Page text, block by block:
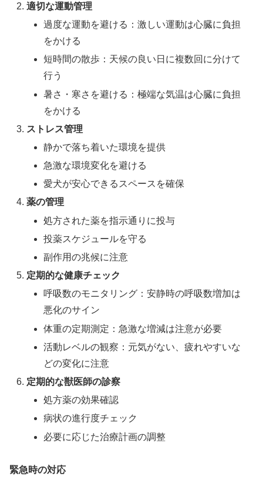
適切な運動管理
過度な運動を避ける：激しい運動は心臓に負担
をかける
短時間の散歩：天候の良い日に複数回に分けて
行う
暑さ・寒さを避ける：極端な気温は心臓に負担
をかける
ストレス管理
静かで落ち着いた環境を提供
急激な環境変化を避ける
愛犬が安心できるスペースを確保
薬の管理
処方された薬を指示通りに投与
投薬スケジュールを守る
副作用の兆候に注意
定期的な健康チェック
呼吸数のモニタリング：安静時の呼吸数増加は
悪化のサイン
体重の定期測定：急激な増減は注意が必要
活動レベルの観察：元気がない、疲れやすいな
どの変化に注意
定期的な獣医師の診察
処方薬の効果確認
病状の進行度チェック
必要に応じた治療計画の調整
緊急時の対応